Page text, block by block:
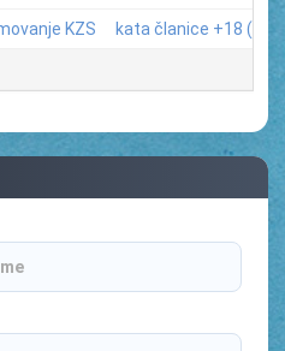
KZS kata članice +18 (3)